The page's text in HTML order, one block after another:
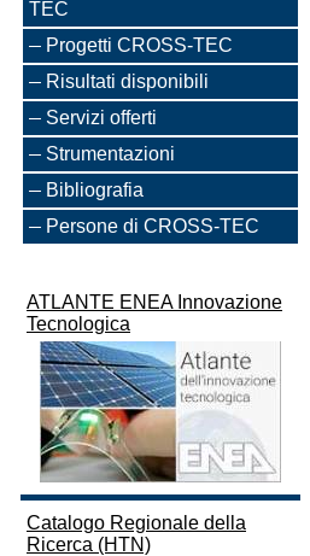
TEC
Progetti CROSS-TEC
Risultati disponibili
Servizi offerti
Strumentazioni
Bibliografia
Persone di CROSS-TEC
ATLANTE ENEA Innovazione
Tecnologica
Catalogo Regionale della
Ricerca (HTN)